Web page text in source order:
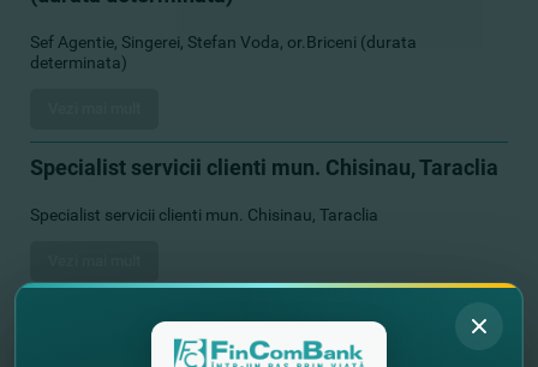
Sef Agentie, Singerei, Stefan Voda, or.Briceni (durata
determinata)
Specialist servicii clienti mun. Chisinau, Taraclia
Specialist servicii clienti mun. Chisinau, Taraclia
Specialist principal, Serviciul Gestionare Soft,
Directia Dezvoltare Soft si Tehnologii, DTI